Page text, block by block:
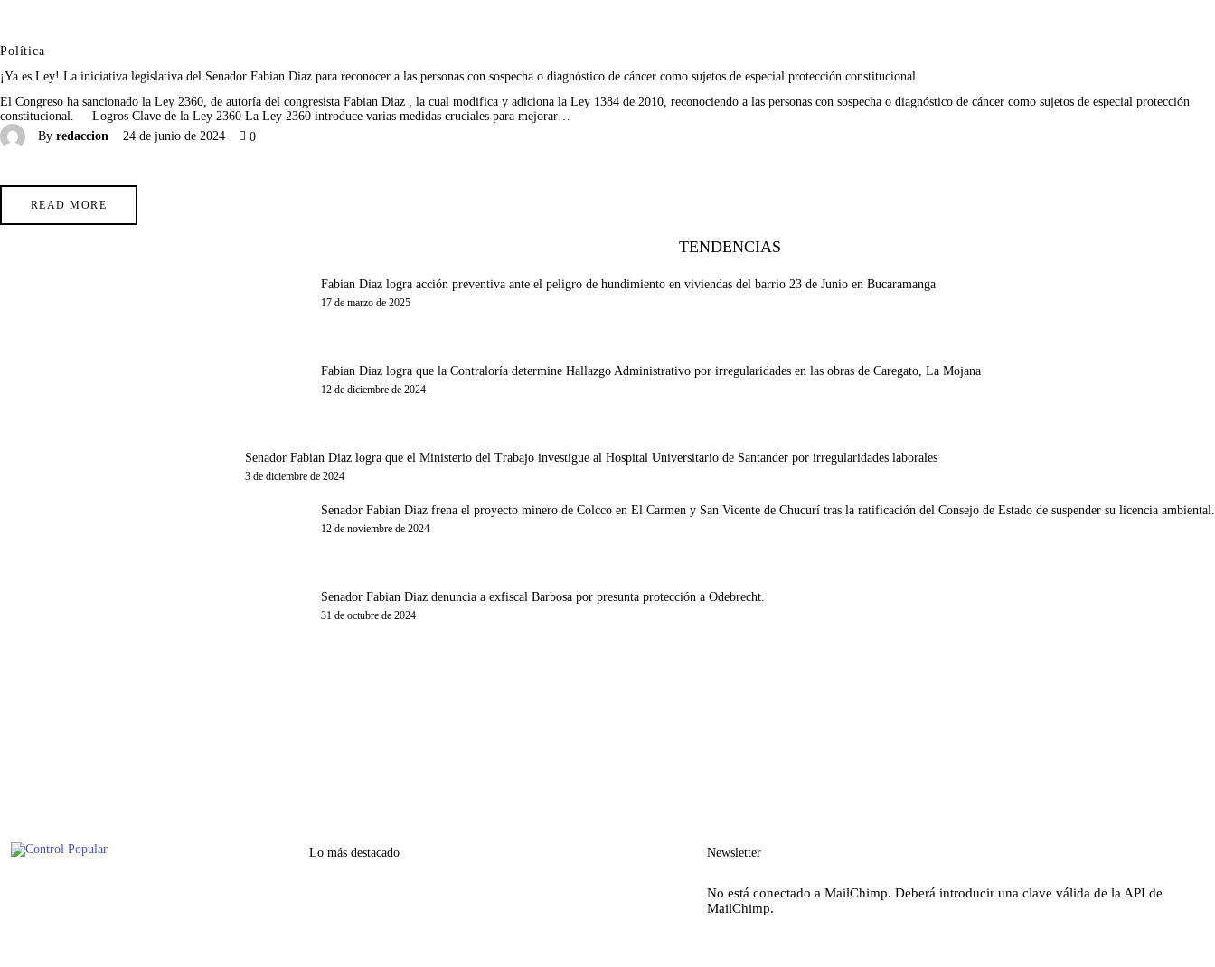
Política
¡Ya es Ley! La iniciativa legislativa del Senador Fabian Diaz para reconocer a las personas con sospecha o diagnóstico de cáncer como sujetos de especial protección constitucional.
El Congreso ha sancionado la Ley 2360, de autoría del congresista Fabian Diaz , la cual modifica y adiciona la Ley 1384 de 2010, reconociendo a las personas con sospecha o diagnóstico de cáncer como sujetos de especial protección
constitucional. Logros Clave de la Ley 2360 La Ley 2360 introduce varias medidas cruciales para mejorar…
By redaccion 24 de junio de 2024 0
READ MORE
TENDENCIAS
Fabian Diaz logra acción preventiva ante el peligro de hundimiento en viviendas del barrio 23 de Junio en Bucaramanga
17 de marzo de 2025
Fabian Diaz logra que la Contraloría determine Hallazgo Administrativo por irregularidades en las obras de Caregato, La Mojana
12 de diciembre de 2024
Senador Fabian Diaz logra que el Ministerio del Trabajo investigue al Hospital Universitario de Santander por irregularidades laborales
3 de diciembre de 2024
Senador Fabian Diaz frena el proyecto minero de Colcco en El Carmen y San Vicente de Chucurí tras la ratificación del Consejo de Estado de suspender su licencia ambiental.
12 de noviembre de 2024
Senador Fabian Diaz denuncia a exfiscal Barbosa por presunta protección a Odebrecht.
31 de octubre de 2024
Lo más destacado Newsletter
No está conectado a MailChimp. Deberá introducir una clave válida de la API de
MailChimp.